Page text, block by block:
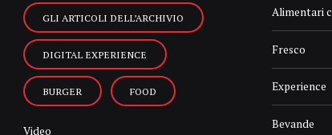
GLI ARTICOLI DELL’ARCHIVIO
DIGITAL EXPERIENCE
BURGER FOOD
Video
Alimentari
Fresco
Experience
Bevande